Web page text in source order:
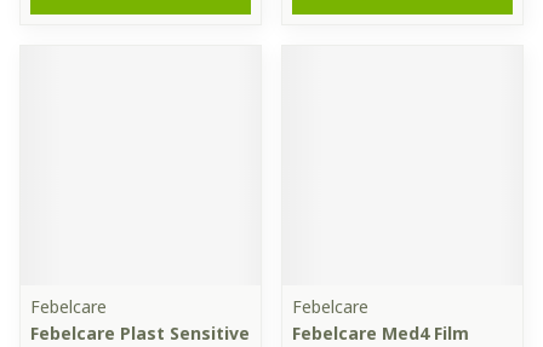
Febelcare
Febelcare Plast Sensitive
Febelcare
Febelcare Med4 Film